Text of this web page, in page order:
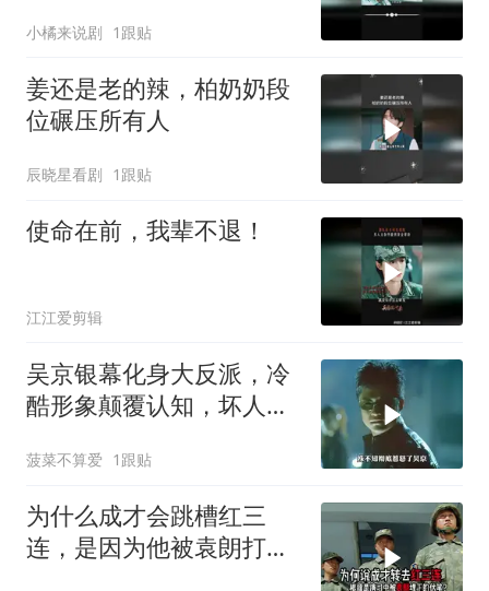
小橘来说剧 1跟贴
姜还是老的辣，柏奶奶段
位碾压所有人
辰晓星看剧 1跟贴
使命在前，我辈不退！
江江爱剪辑
吴京银幕化身大反派，冷
酷形象颠覆认知，坏人模
菠菜不算爱 1跟贴
为什么成才会跳槽红三
连，是因为他被袁朗打垮